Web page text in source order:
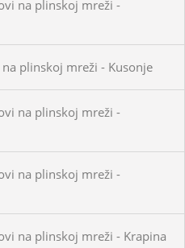
na plinskoj mreži -
plinskoj mreži - Kusonje
na plinskoj mreži -
na plinskoj mreži -
na plinskoj mreži - Krapina